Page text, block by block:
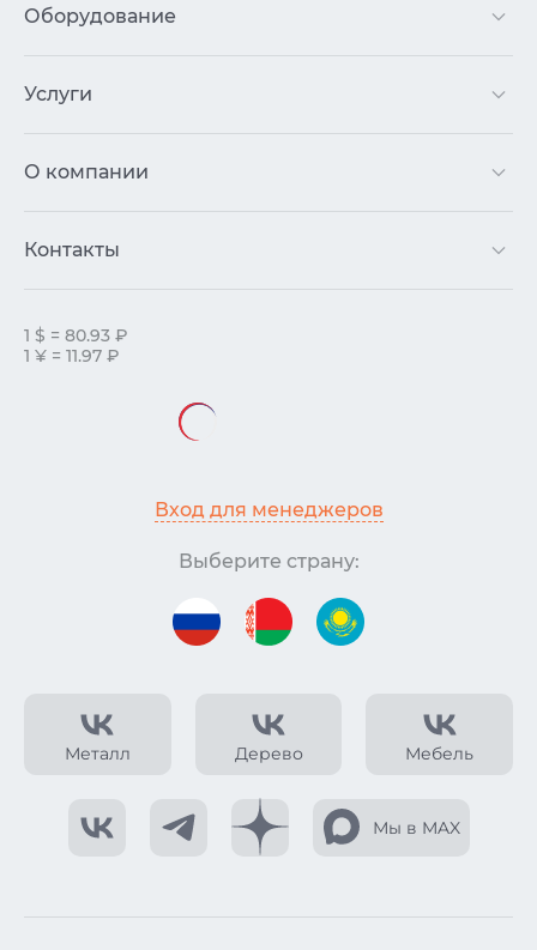
Металл Дерево Мебель
Мы в MAX
Оборудование
Услуги
О компании
Контакты
1 $ = 80.93 ₽
1 ¥ = 11.97 ₽
Вход для менеджеров
Выберите страну: